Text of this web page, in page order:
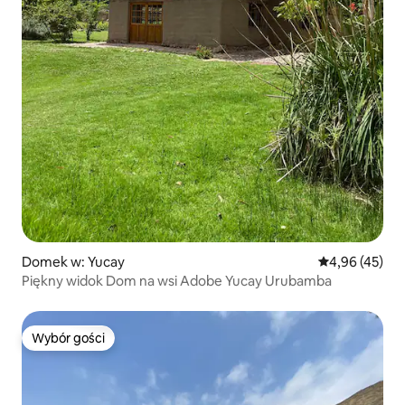
Domek w: Yucay Średnia
4,96 (45)
Piękny widok Dom na wsi Adobe Yucay Urubamba
Wybór gości
Wybór gości